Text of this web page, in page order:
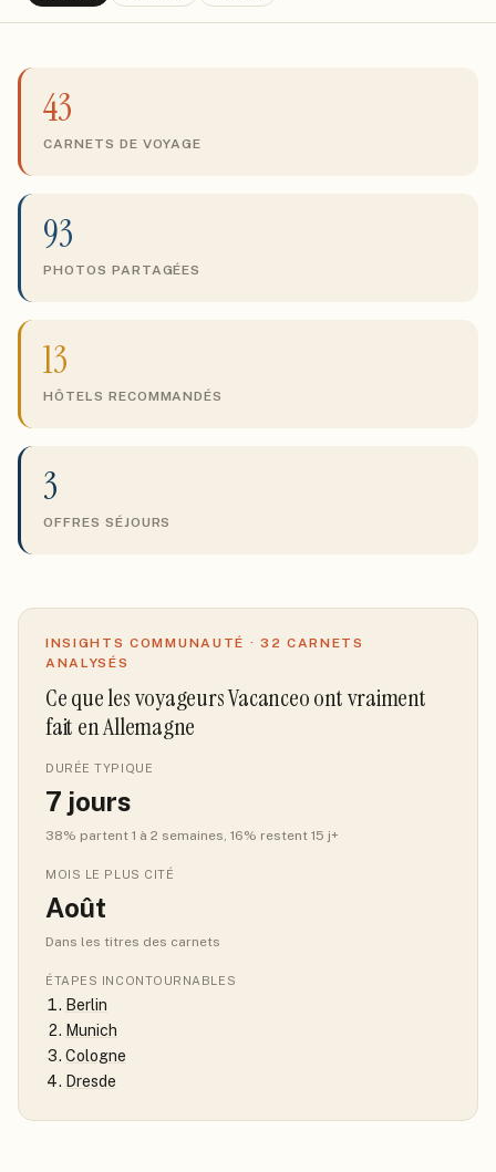
43
CARNETS DE VOYAGE
93
PHOTOS PARTAGÉES
13
HÔTELS RECOMMANDÉS
3
OFFRES SÉJOURS
INSIGHTS COMMUNAUTÉ · 32 CARNETS
ANALYSÉS
Ce que les voyageurs Vacanceo ont vraiment
fait en Allemagne
DURÉE TYPIQUE
7 jours
38% partent 1 à 2 semaines, 16% restent 15 j+
MOIS LE PLUS CITÉ
Août
Dans les titres des carnets
ÉTAPES INCONTOURNABLES
Berlin
Munich
Cologne
Dresde